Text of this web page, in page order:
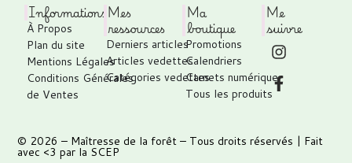
Informations
À Propos
Plan du site
Mentions Légales
Conditions Générales
de Ventes
Mes
ressources
Derniers articles
Articles vedettes
Catégories vedettes
Ma
boutique
Promotions
Calendriers
Carnets numérique
Tous les produits
Me
suivre
© 2026 – Maîtresse de la forêt – Tous droits réservés | Fait
avec <3 par la SCEP